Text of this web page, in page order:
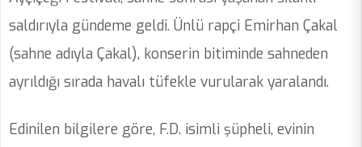
saldırıyla gündeme geldi. Ünlü rapçi Emirhan Çakal
(sahne adıyla Çakal), konserin bitiminde sahneden
ayrıldığı sırada havalı tüfekle vurularak yaralandı.
Edinilen bilgilere göre, F.D. isimli şüpheli, evinin